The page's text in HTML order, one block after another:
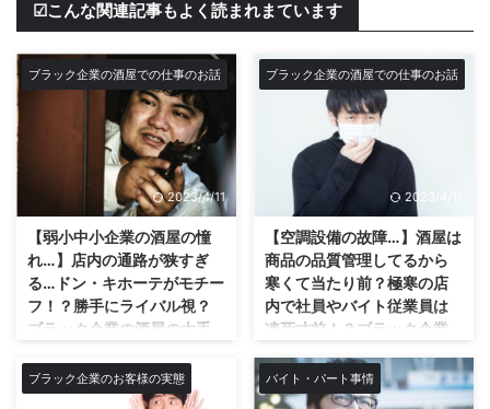
☑こんな関連記事もよく読まれまています
ブラック企業の酒屋での仕事のお話
2023/4/11
【弱小中小企業の酒屋の憧
れ…】店内の通路が狭すぎ
る…ドン・キホーテがモチー
フ！？勝手にライバル視？
ブラック企業の酒屋の大手
も店の通路を狭くしようと
目論むズレた考え方の無能
ブラック企業の酒屋での仕事のお話
2023/4/11
【空調設備の故障…】酒屋は
商品の品質管理してるから
寒くて当たり前？極寒の店
内で社員やバイト従業員は
凍死寸前！？ブラック企業
予算も無い！？経費をケチ
っている会社は潰れかけで
ブラック企業のお客様の実態 バイト・パート事情